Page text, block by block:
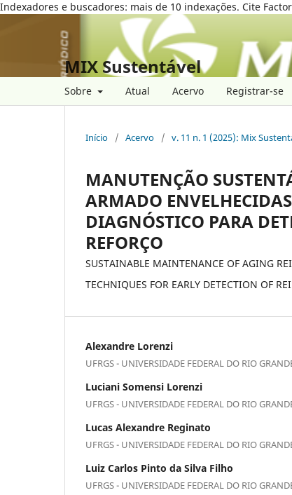
Indexadores e buscadores: mais de 10 indexações. Cite
MIX Sustentável
Sobre Atual Acervo Registrar-se
Início / Acervo / v. 11 n. 1 (2025): Mix
MANUTENÇÃO
ARMADO
DIAGNÓSTICO PARA
REFORÇO
SUSTAINABLE MAINTENANCE OF AGING
TECHNIQUES FOR EARLY DETECTION OF
Alexandre Lorenzi
UFRGS - UNIVERSIDADE FEDERAL DO RIO
Luciani Somensi Lorenzi
UFRGS - UNIVERSIDADE FEDERAL DO RIO
Lucas Alexandre Reginato
UFRGS - UNIVERSIDADE FEDERAL DO RIO
Luiz Carlos Pinto da Silva Filho
UFRGS - UNIVERSIDADE FEDERAL DO RIO